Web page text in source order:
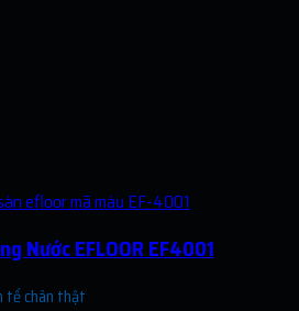
Nước EFLOOR EF4001
tế chân thật